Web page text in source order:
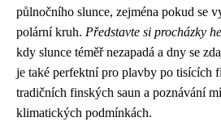
půlnočního slunce, zejména pokud se
polární kruh. Představte si procházky
kdy slunce téměř nezapadá a dny se
je také perfektní pro plavby po tisících
tradičních finských saun a poznávání
klimatických podmínkách.